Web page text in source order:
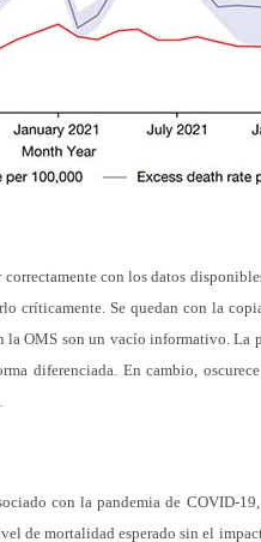
con los datos
críticamente. Se quedan con la
la OMS son un vacío informativo. La
diferenciada. En cambio,
con la pandemia de COVID-
de mortalidad esperado sin el